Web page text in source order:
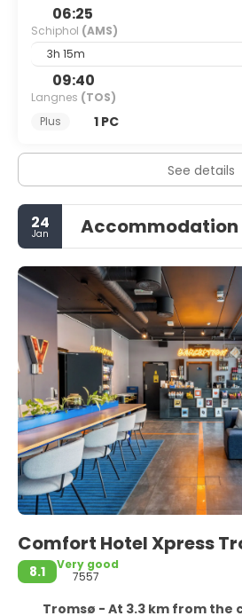
06:25
Schiphol (AMS)
3h 15m
09:40
Langnes (TOS)
Plus
1 PC
See details
24
Jan Accommodation
Comfort Hotel Xpress
8.1
Very good
7557
Tromsø - At 3.3 km from the